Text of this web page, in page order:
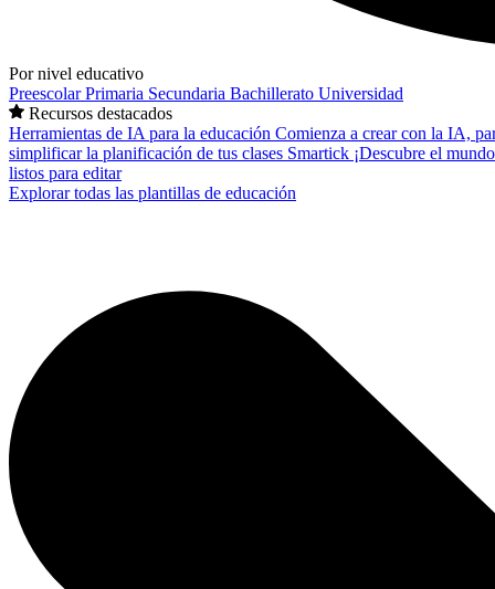
Por nivel educativo
PreescolarPrimaria Secundaria Bachillerato Universidad
Recursos destacados
Herramientas de IA para la educación Comienza a crear con la IA,
simplificar la planificación de tus clases Smartick ¡Descubre el
listos para editar
Explorar todas las plantillas de educación